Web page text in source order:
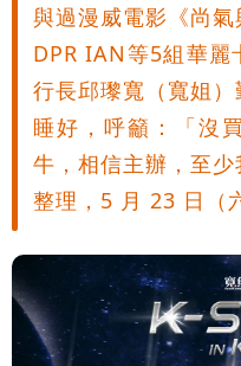
與過漫威電影《尚
DPR IAN等5組華麗
行長邱瓈寬（寬姐
睡好，呼籲：「沒
牛，相信主辦，至
整理，5 月 23 日（